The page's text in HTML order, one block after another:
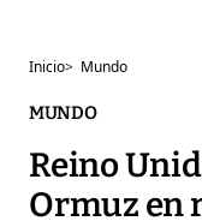
Inicio> Mundo
MUNDO
Reino
Ormuz en